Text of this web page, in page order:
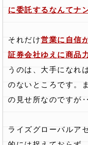
に委託するなんてナ
それだけ営業に自信
証券会社ゆえに商品
うのは、大手になれ
のないところです。
の見せ所なのですが‥
ライズグローバルア